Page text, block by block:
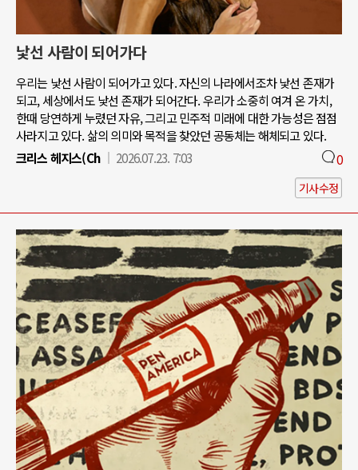
낯선 사람이 되어가다
우리는 낯선 사람이 되어가고 있다. 자신의 나라에서조차 낯선 존재가
되고, 세상에서도 낯선 존재가 되어간다. 우리가 소중히 여겨 온 가치,
한때 당연하게 누렸던 자유, 그리고 민주적 미래에 대한 가능성은 점점
사라지고 있다. 삶의 의미와 목적을 찾았던 공동체는 해체되고 있다.
크리스 헤지스(Ch
2026.07.23. 7:03 0
기사수정